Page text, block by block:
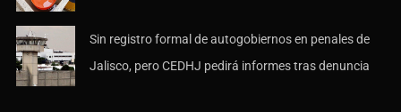
Sin registro formal de autogobiernos en penales de
Jalisco, pero CEDHJ pedirá informes tras denuncia